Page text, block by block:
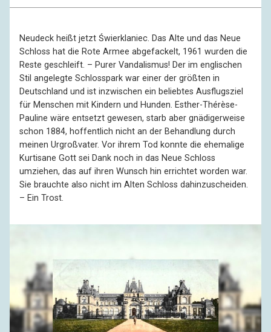
Neudeck heißt jetzt Świerklaniec. Das Alte und das Neue
Schloss hat die Rote Armee abgefackelt, 1961 wurden die
Reste geschleift. – Purer Vandalismus! Der im englischen
Stil angelegte Schlosspark war einer der größten in
Deutschland und ist inzwischen ein beliebtes Ausflugsziel
für Menschen mit Kindern und Hunden. Esther-Thérèse-
Pauline wäre entsetzt gewesen, starb aber gnädigerweise
schon 1884, hoffentlich nicht an der Behandlung durch
meinen Urgroßvater. Vor ihrem Tod konnte die ehemalige
Kurtisane Gott sei Dank noch in das Neue Schloss
umziehen, das auf ihren Wunsch hin errichtet worden war.
Sie brauchte also nicht im Alten Schloss dahinzuscheiden.
– Ein Trost.